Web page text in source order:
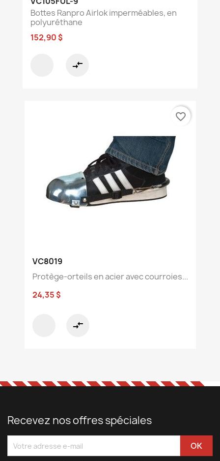
Bottes Ranpro Airlok imperméables, en
polyuréthane
152,90 $
compare_arrows
VC8019
Protège-orteils en acier avec courroies...
24,35 $
compare_arrows
favorite_border
Recevez nos offres spéciales